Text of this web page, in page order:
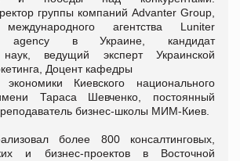
группы компаний Advanter Group,
международного агентства Luniter
agency в Украине, кандидат
наук, ведущий эксперт Украинской
Доцент кафедры
Киевского национального
Тараса Шевченко, постоянный
бизнес-школы МИМ-Киев.
более 800 консалтинговых,
и бизнес-проектов в Восточной